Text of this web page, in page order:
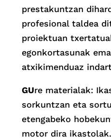
prestakuntzan
profesional taldea
proiektuan
egonkortasunak
atxikimenduaz
GUre materialak:
sorkuntzan eta
etengabeko
motor dira